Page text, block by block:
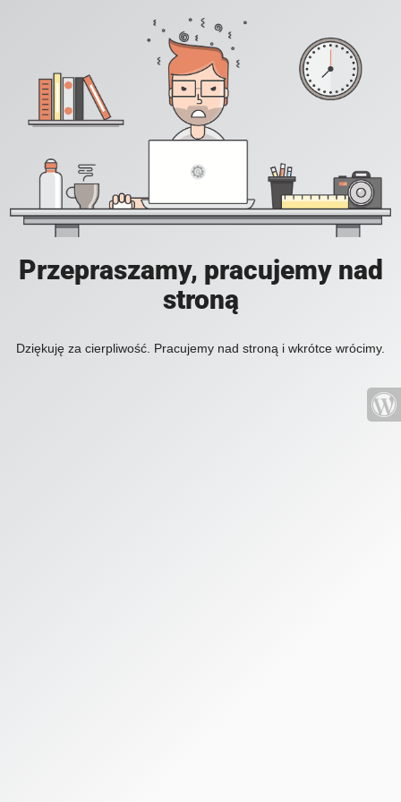
Przepraszamy, pracujemy nad
stroną
Dziękuję za cierpliwość. Pracujemy nad stroną i wkrótce wrócimy.